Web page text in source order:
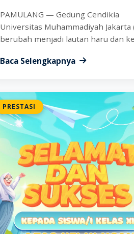
PAMULANG — Gedung Cendikia
Universitas Muhammadiyah Jakarta
berubah menjadi lautan haru dan
Baca Selengkapnya
PRESTASI